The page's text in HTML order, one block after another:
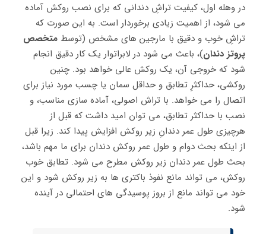
در وهله اول، کیفیت تراشِ دندانی که برای نصب روکش آماده
می ‌شود، از اهمیت زیادی برخوردار است. به این صورت که
تراشِ خوب و دقیق با مارجین‌ های مشخص (توسط متخصص
پروتز دندان)، باعث می ‌شود در لابراتوار یک کار دقیق انجام
شود که خروجی آن، یک روکش عالی خواهد بود. چنین
روکشی، حداکثرِ تطابق و حداقل سمان یا چسب مورد نیاز برای
اتصال را می ‌خواهد. با تراش اصولی، آماده سازی مناسب، و
نصب با حداکثر تطابق، می توان امید داشت که قبل از
هرچیزی طول عمر دندانِ زیر روکش افزایش پیدا کند. زیرا قبل
از اینکه بحث دوام و طول عمر روکش دندان برای ما مهم باشد،
بحث طول عمر دندان زیر روکش مطرح می شود. تطابق خوب
روکش، می تواند مانع نفوذ باکتری‌ ها به زیر روکش شود و این
خود می‌ تواند مانع از بروز پوسیدگی‌ های احتمالی در آینده
شود.